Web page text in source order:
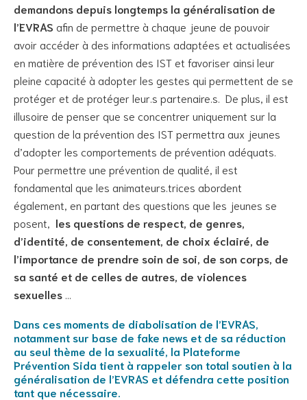
demandons depuis longtemps la généralisation de
l’EVRAS afin de permettre à chaque jeune de pouvoir
avoir accéder à des informations adaptées et actualisées
en matière de prévention des IST et favoriser ainsi leur
pleine capacité à adopter les gestes qui permettent de se
protéger et de protéger leur.s partenaire.s. De plus, il est
illusoire de penser que se concentrer uniquement sur la
question de la prévention des IST permettra aux jeunes
d’adopter les comportements de prévention adéquats.
Pour permettre une prévention de qualité, il est
fondamental que les animateurs.trices abordent
également, en partant des questions que les jeunes se
posent, les questions de respect, de genres,
d’identité, de consentement, de choix éclairé, de
l’importance de prendre soin de soi, de son corps, de
sa santé et de celles de autres, de violences
sexuelles
Dans ces moments de diabolisation de l’EVRAS,
notamment sur base de fake news et de sa réduction
au seul thème de la sexualité, la Plateforme
Prévention Sida tient à rappeler son total soutien à la
généralisation de l’EVRAS et défendra cette position
tant que nécessaire.